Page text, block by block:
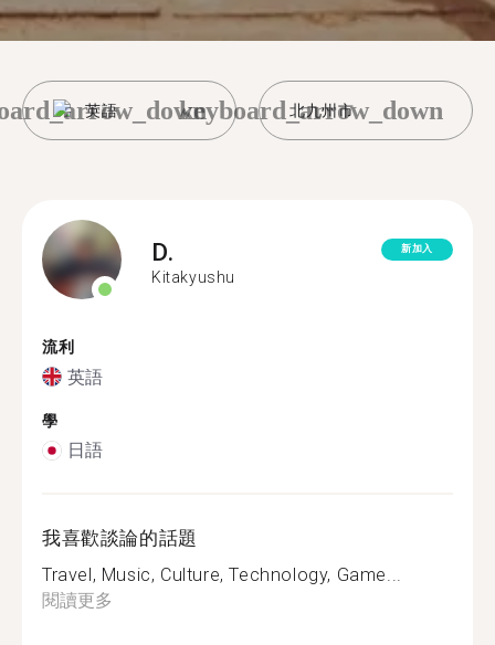
英語 北九州市
keyboard_arrow_down
D.
Kitakyushu
新加入
流利
英語
學
日語
我喜歡談論的話題
Travel, Music, Culture, Technology, Game...
閱讀更多